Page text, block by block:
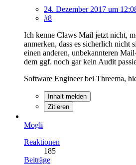
24. Dezember 2017 um
#8
Ich kenne Claws Mail jetzt nicht,
anmerken, dass es sicherlich nicht
einen anderen, unbekannteren
dem ggf. noch gar kein Audit
Software Engineer bei Threema,
Inhalt melden
Zitieren
Mogli
Reaktionen
185
Beiträge